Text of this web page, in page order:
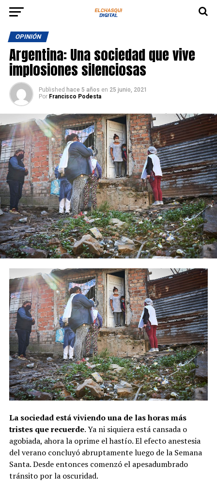
OPINIÓN
Argentina: Una sociedad que vive
implosiones silenciosas
Published hace 5 años en 25 junio, 2021
Por Francisco Podesta
La sociedad está viviendo una de las horas más
tristes que recuerde. Ya ni siquiera está cansada o
agobiada, ahora la oprime el hastío. El efecto anestesia
del verano concluyó abruptamente luego de la Semana
Santa. Desde entonces comenzó el apesadumbrado
tránsito por la oscuridad.